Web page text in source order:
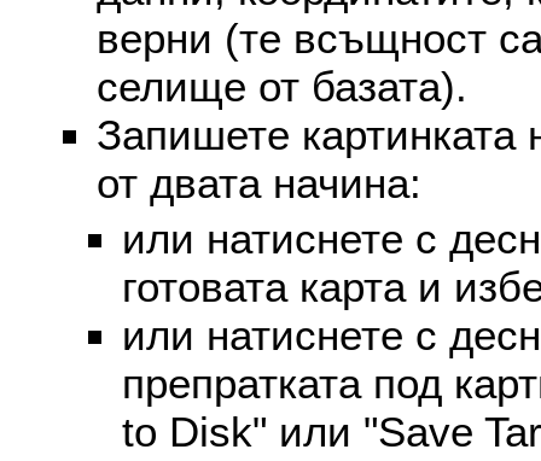
верни (те всъщност
селище от базата).
Запишете
от двата начина:
или натиснете с
готовата карта и
или натиснете с
препратката под
to Disk" или "Save